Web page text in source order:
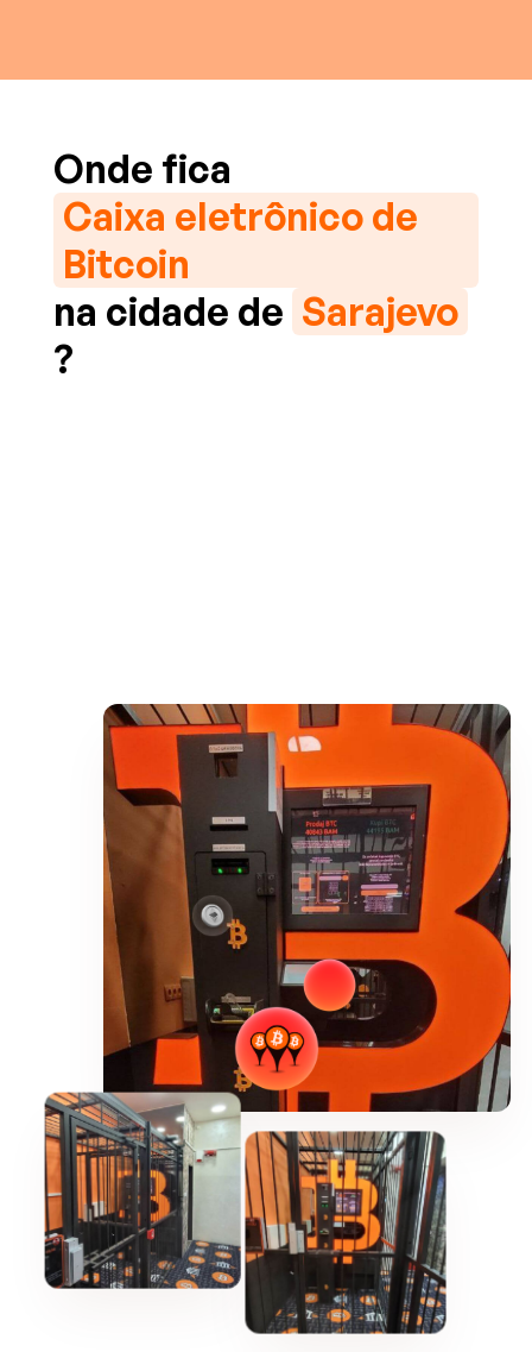
Onde fica
Caixa eletrônico de
Bitcoin
na cidade de Sarajevo
?